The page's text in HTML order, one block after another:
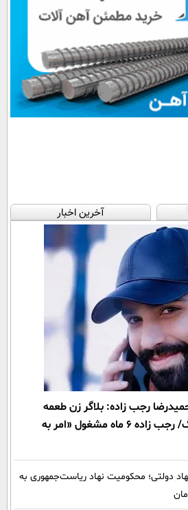
آخرین اخبار
رجب زاده: بلاگر زن طعمه
کشاندن مداح به قرار مرگ/ رجب زاده 6 ماه مشغول «امر به
دولتی؛ محکومیت نهاد ریاست‌جمهوری به